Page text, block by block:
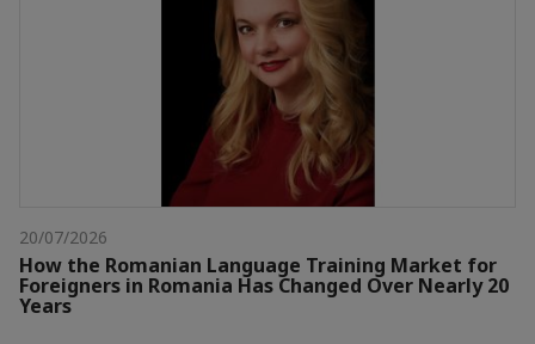
20/07/2026
How the Romanian Language Training Market for
Foreigners in Romania Has Changed Over Nearly 20
Years